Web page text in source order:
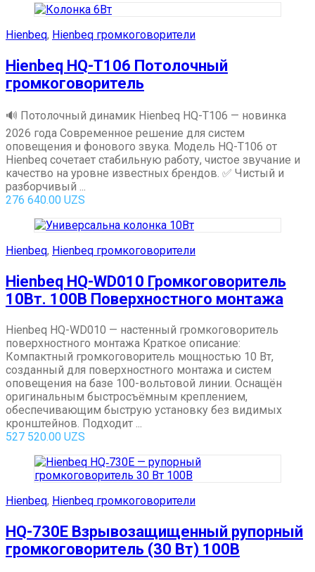
Hienbeq, Hienbeq громкоговорители
Hienbeq HQ-T106 Потолочный
громкоговоритель
🔊 Потолочный динамик Hienbeq HQ-T106 — новинка
2026 года Современное решение для систем
оповещения и фонового звука. Модель HQ-T106 от
Hienbeq сочетает стабильную работу, чистое звучание и
качество на уровне известных брендов. ✅ Чистый и
разборчивый ...
276 640.00 UZS
Hienbeq, Hienbeq громкоговорители
Hienbeq HQ-WD010 Громкоговоритель
10Вт. 100В Поверхностного монтажа
Hienbeq HQ-WD010 — настенный громкоговоритель
поверхностного монтажа Краткое описание:
Компактный громкоговоритель мощностью 10 Вт,
созданный для поверхностного монтажа и систем
оповещения на базе 100-вольтовой линии. Оснащён
оригинальным быстросъёмным креплением,
обеспечивающим быструю установку без видимых
кронштейнов. Подходит ...
527 520.00 UZS
Hienbeq, Hienbeq громкоговорители
HQ-730E Взрывозащищенный рупорный
громкоговоритель (30 Вт) 100В